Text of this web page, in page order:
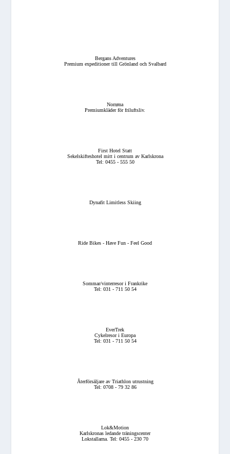
Bergans Adventures
Premium expeditioner till Grönland och Svalbard
Norrøna
Premiumkläder för friluftsliv.
First Hotel Statt
Sekelskifteshotel mitt i centrum av Karlskrona
Tel: 0455 - 555 50
Dynafit Limitless Skiing
Ride Bikes - Have Fun - Feel Good
Sommar/vinterresor i Frankrike
Tel: 031 - 711 50 54
EverTrek
Cykelresor i Europa
Tel: 031 - 711 50 54
Återförsäljare av Triathlon utrustning
Tel: 0708 - 79 32 86
Lok&Motion
Karlskronas ledande träningscenter
Lokstallarna. Tel: 0455 - 230 70